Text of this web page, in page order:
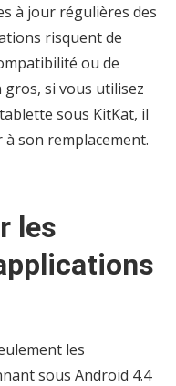
à jour régulières des
risquent de
ou de
si vous utilisez
sous KitKat, il
son remplacement.
les
les
sous Android 4.4